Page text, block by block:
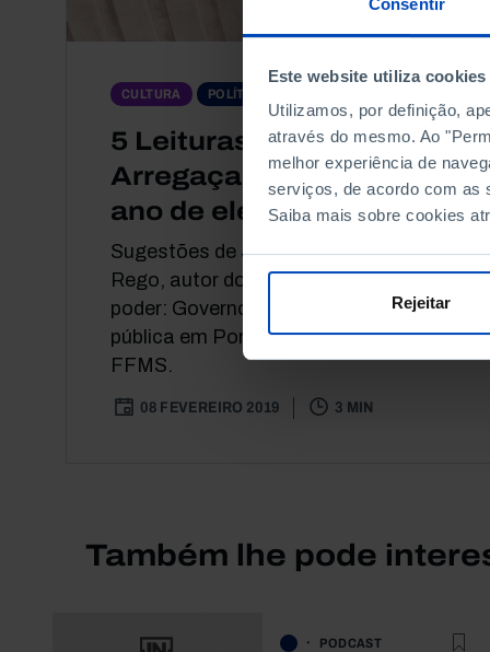
Consentir
Este website utiliza cookies
Utilizamos, por definição,
através do mesmo. Ao
melhor experiência de
serviços, de acordo com as
Saiba mais sobre cookies
Rejeitar
CULTURA POLÍTICA
5 Leituras #44:
Arregaçar mangas em
ano de eleições
Sugestões de José Maria Sousa
Rego, autor do livro «No centro do
poder: Governo e administração
pública em Portugal», publicado pela
FFMS.
08 FEVEREIRO 2019 3 MIN
Também lhe pode
PODCAST